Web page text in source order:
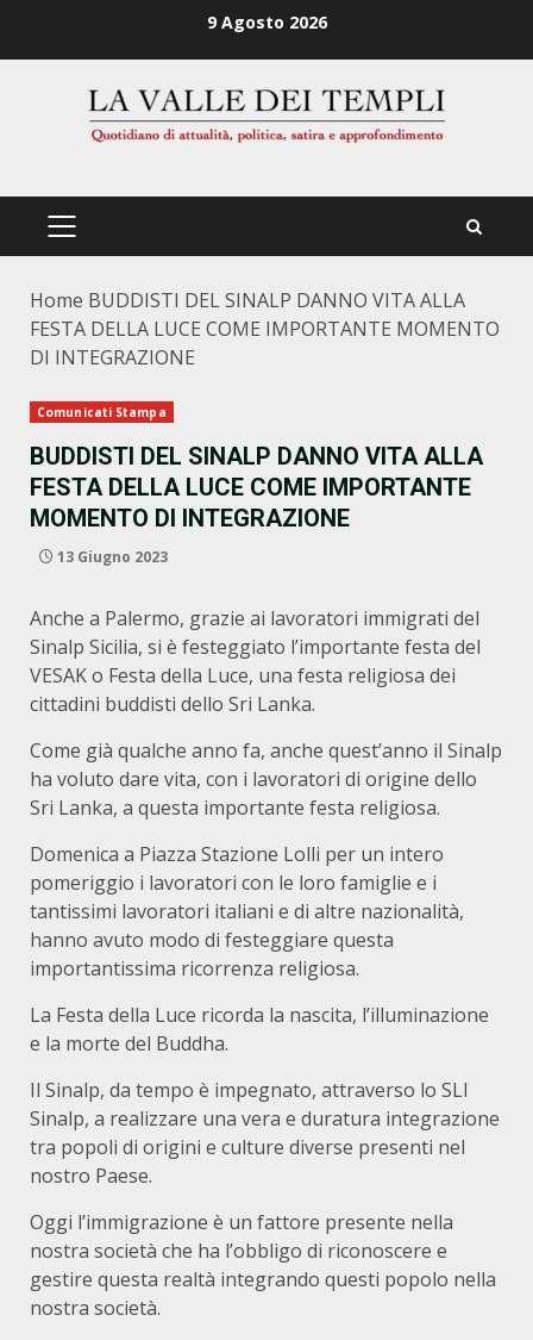
9 Agosto 2026
PRIMÄRES
Home BUDDISTI DEL SINALP DANNO VITA ALLA
FESTA DELLA LUCE COME IMPORTANTE MOMENTO
DI INTEGRAZIONE
Comunicati Stampa
BUDDISTI DEL SINALP DANNO VITA ALLA
FESTA DELLA LUCE COME IMPORTANTE
MOMENTO DI INTEGRAZIONE
13 Giugno 2023
Anche a Palermo, grazie ai lavoratori immigrati del
Sinalp Sicilia, si è festeggiato l’importante festa del
VESAK o Festa della Luce, una festa religiosa dei
cittadini buddisti dello Sri Lanka.
Come già qualche anno fa, anche quest’anno il Sinalp
ha voluto dare vita, con i lavoratori di origine dello
Sri Lanka, a questa importante festa religiosa.
Domenica a Piazza Stazione Lolli per un intero
pomeriggio i lavoratori con le loro famiglie e i
tantissimi lavoratori italiani e di altre nazionalità,
hanno avuto modo di festeggiare questa
importantissima ricorrenza religiosa.
La Festa della Luce ricorda la nascita, l’illuminazione
e la morte del Buddha.
Il Sinalp, da tempo è impegnato, attraverso lo SLI
Sinalp, a realizzare una vera e duratura integrazione
tra popoli di origini e culture diverse presenti nel
nostro Paese.
Oggi l’immigrazione è un fattore presente nella
nostra società che ha l’obbligo di riconoscere e
gestire questa realtà integrando questi popolo nella
nostra società.